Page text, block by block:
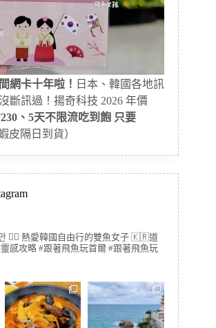
網卡十年啦！ 日本、韓國各地訊
斷訊過！揚奇科技 2026 年價
、5天不限流吃到飽 只要
皮隔日到貨）
🏳️‍🌈 熱愛韓國自由行的雙魚女子 🇰🇷道
感攻略 #跟著飛魚玩首爾 #跟著飛魚玩